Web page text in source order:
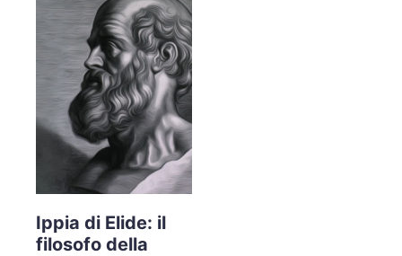
Ippia di Elide: il
filosofo della